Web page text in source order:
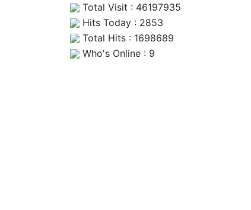
Total Visit : 46197935
Hits Today : 2853
Total Hits : 1698689
Who's Online : 9